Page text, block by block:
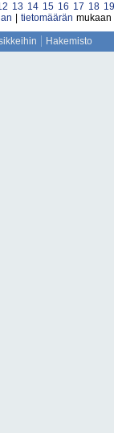
13 14 15 16 17 18 19
tietomäärän mukaan
Hakemisto